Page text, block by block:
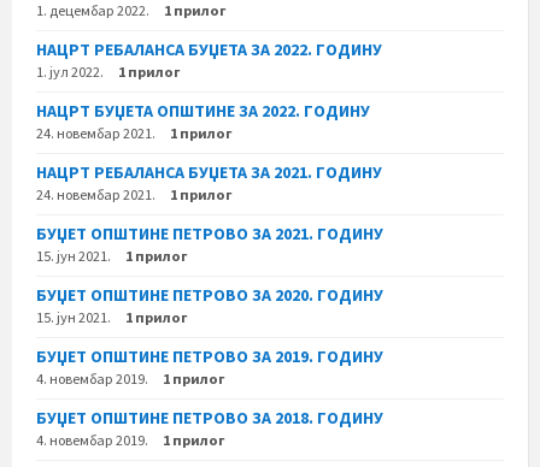
1. децембар 2022. 1 прилог
НАЦРТ РЕБАЛАНСА БУЏЕТА ЗА 2022. ГОДИНУ
1. јул 2022. 1 прилог
НАЦРТ БУЏЕТА ОПШТИНЕ ЗА 2022. ГОДИНУ
24. новембар 2021. 1 прилог
НАЦРТ РЕБАЛАНСА БУЏЕТА ЗА 2021. ГОДИНУ
24. новембар 2021. 1 прилог
БУЏЕТ ОПШТИНЕ ПЕТРОВО ЗА 2021. ГОДИНУ
15. јун 2021. 1 прилог
БУЏЕТ ОПШТИНЕ ПЕТРОВО ЗА 2020. ГОДИНУ
15. јун 2021. 1 прилог
БУЏЕТ ОПШТИНЕ ПЕТРОВО ЗА 2019. ГОДИНУ
4. новембар 2019. 1 прилог
БУЏЕТ ОПШТИНЕ ПЕТРОВО ЗА 2018. ГОДИНУ
4. новембар 2019. 1 прилог